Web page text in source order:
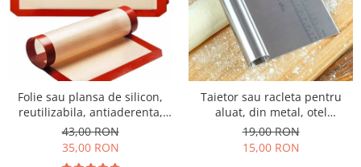
Folie sau plansa de silicon,
reutilizabila, antiaderenta,
pentru copt in cuptor,
30x40cm
43,00 RON
35,00 RON
Taietor sau racleta pentru
aluat, din metal, otel
inoxidabil
19,00 RON
15,00 RON